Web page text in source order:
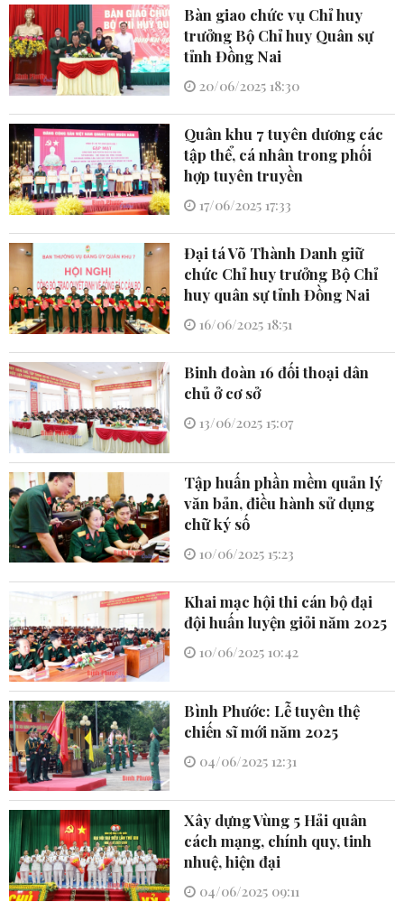
Bàn giao chức vụ Chỉ huy
trưởng Bộ Chỉ huy Quân sự
tỉnh Đồng Nai
20/06/2025 18:30
Quân khu 7 tuyên dương các
tập thể, cá nhân trong phối
hợp tuyên truyền
17/06/2025 17:33
Đại tá Võ Thành Danh giữ
chức Chỉ huy trưởng Bộ Chỉ
huy quân sự tỉnh Đồng Nai
16/06/2025 18:51
Binh đoàn 16 đối thoại dân
chủ ở cơ sở
13/06/2025 15:07
Tập huấn phần mềm quản lý
văn bản, điều hành sử dụng
chữ ký số
10/06/2025 15:23
Khai mạc hội thi cán bộ đại
đội huấn luyện giỏi năm 2025
10/06/2025 10:42
Bình Phước: Lễ tuyên thệ
chiến sĩ mới năm 2025
04/06/2025 12:31
Xây dựng Vùng 5 Hải quân
cách mạng, chính quy, tinh
nhuệ, hiện đại
04/06/2025 09:11